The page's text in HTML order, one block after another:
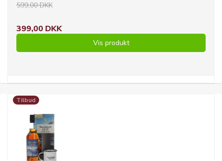
599,00 DKK
399,00 DKK
Vis produkt
Tilbud